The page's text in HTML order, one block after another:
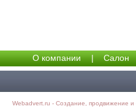
О компании | Салон
Webadvert.ru - Создание, продвижение и